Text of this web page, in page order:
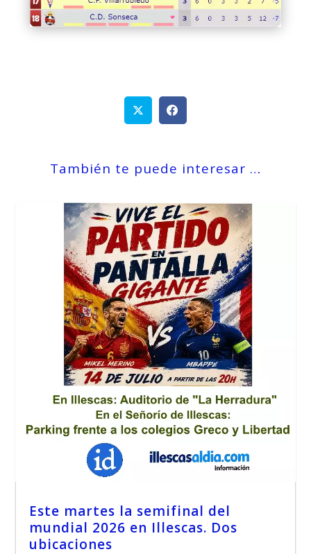
También te puede interesar …
Este martes la semifinal del
mundial 2026 en Illescas. Dos
ubicaciones